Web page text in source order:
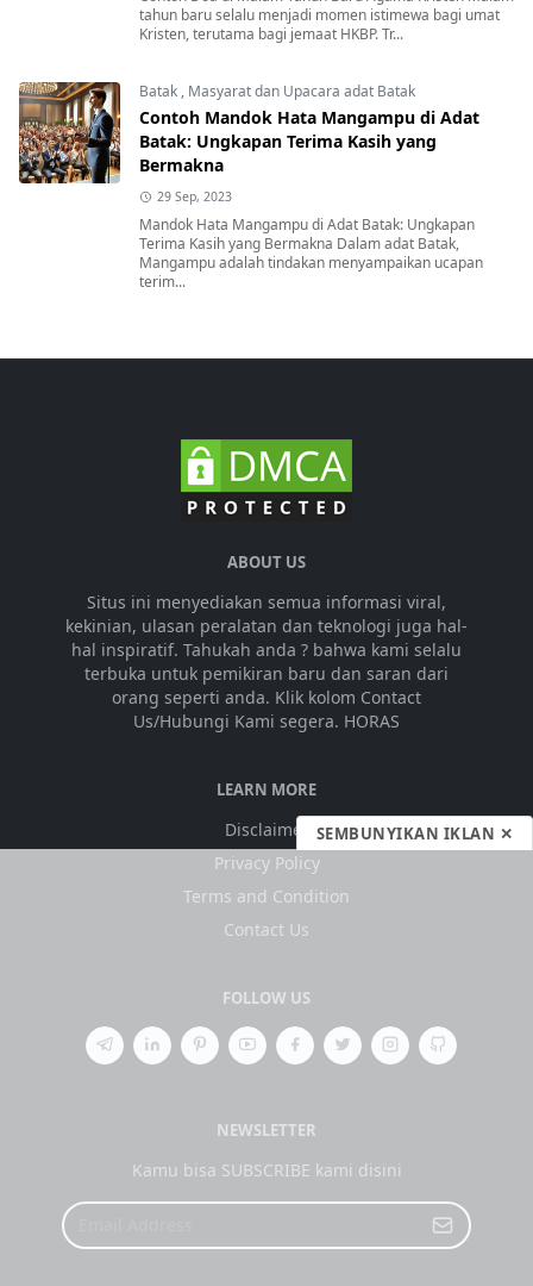
tahun baru selalu menjadi momen istimewa bagi umat
Kristen, terutama bagi jemaat HKBP. Tr...
Batak , Masyarat dan Upacara adat Batak
Contoh Mandok Hata Mangampu di Adat
Batak: Ungkapan Terima Kasih yang
Bermakna
29 Sep, 2023
Mandok Hata Mangampu di Adat Batak: Ungkapan
Terima Kasih yang Bermakna Dalam adat Batak,
Mangampu adalah tindakan menyampaikan ucapan
terim...
ABOUT US
Situs ini menyediakan semua informasi viral,
kekinian, ulasan peralatan dan teknologi juga hal-
hal inspiratif. Tahukah anda ? bahwa kami selalu
terbuka untuk pemikiran baru dan saran dari
orang seperti anda. Klik kolom Contact
Us/Hubungi Kami segera. HORAS
LEARN MORE
Disclaimer
Privacy Policy
Terms and Condition
Contact Us
FOLLOW US
NEWSLETTER
Kamu bisa SUBSCRIBE kami disini
SEMBUNYIKAN IKLAN ✕